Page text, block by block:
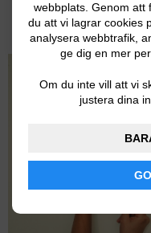
webbplats. Genom att
du att vi lagrar cookies
analysera webbtrafik,
ge dig en mer
Om du inte vill att vi
justera dina